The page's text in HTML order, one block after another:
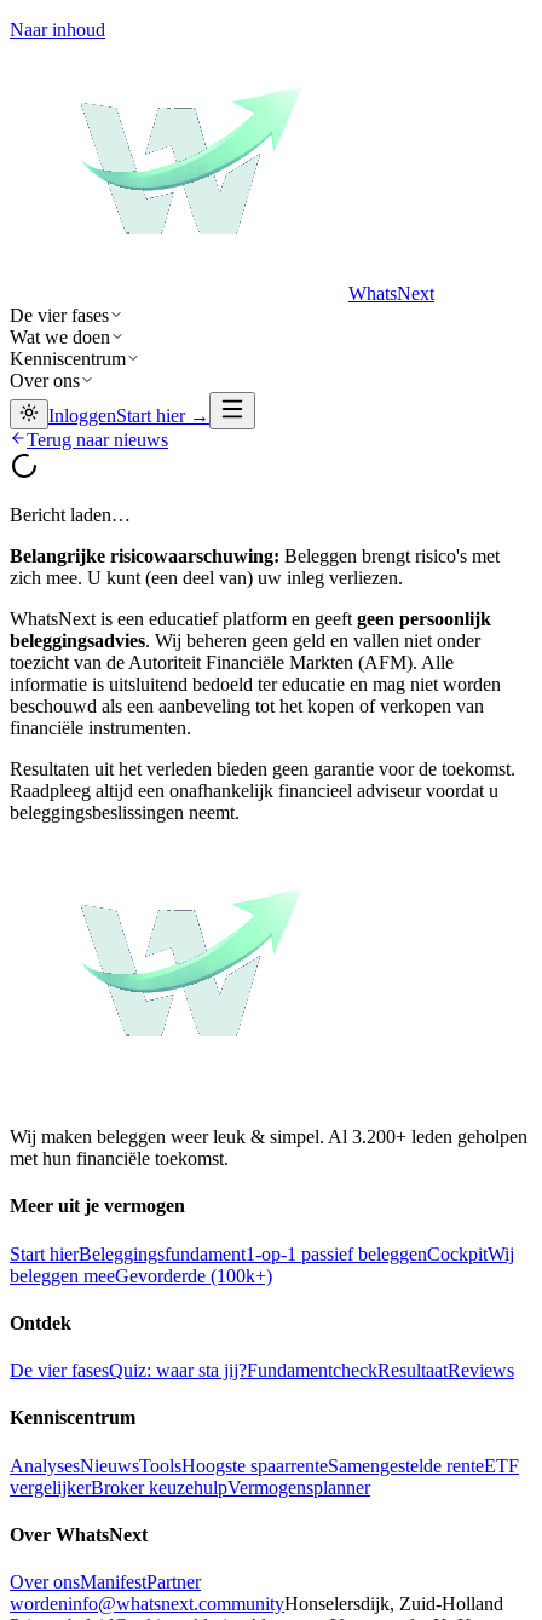
Naar inhoud
WhatsNext
De vier fases
Wat we doen
Kenniscentrum
Over ons
InloggenStart hier →
Terug naar nieuws
Bericht laden…
Belangrijke risicowaarschuwing: Beleggen brengt risico's met
zich mee. U kunt (een deel van) uw inleg verliezen.
WhatsNext is een educatief platform en geeft geen persoonlijk
beleggingsadvies. Wij beheren geen geld en vallen niet onder
toezicht van de Autoriteit Financiële Markten (AFM). Alle
informatie is uitsluitend bedoeld ter educatie en mag niet worden
beschouwd als een aanbeveling tot het kopen of verkopen van
financiële instrumenten.
Resultaten uit het verleden bieden geen garantie voor de toekomst.
Raadpleeg altijd een onafhankelijk financieel adviseur voordat u
beleggingsbeslissingen neemt.
Wij maken beleggen weer leuk & simpel. Al 3.200+ leden geholpen
met hun financiële toekomst.
Meer uit je vermogen
Start hierBeleggingsfundament1-op-1 passief beleggenCockpitWij
beleggen meeGevorderde (100k+)
Ontdek
De vier fasesQuiz: waar sta jij?FundamentcheckResultaatReviews
Kenniscentrum
AnalysesNieuwsToolsHoogste spaarrenteSamengestelde renteETF
vergelijkerBroker keuzehulpVermogensplanner
Over WhatsNext
Over onsManifestPartner
wordeninfo@whatsnext.communityHonselersdijk, Zuid-Holland